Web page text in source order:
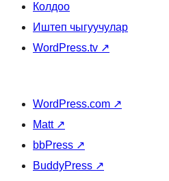
Колдоо
Иштеп чыгуучулар
WordPress.tv ↗
WordPress.com ↗
Matt ↗
bbPress ↗
BuddyPress ↗